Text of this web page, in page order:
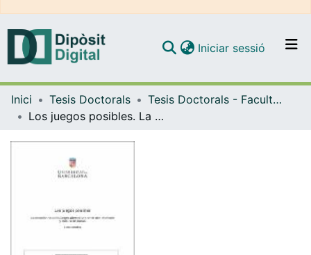
Navega per tot el DD
Iniciar sessió (current)
Inici Tesis Doctorals
Tesis Doctorals - Facultat - Belles Arts
Los juegos posibles. La creación de videojuegos alternativos entre arte, mercado y cultura de masas